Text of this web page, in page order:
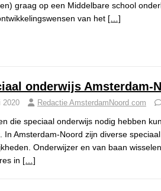
graag op een Middelbare school
van het […]
onderwijs Amsterdam-
2020 Redactie AmsterdamNoord com
die speciaal onderwijs nodig hebben
In Amsterdam-Noord zijn diverse
Onderwijzer en van baan
in […]